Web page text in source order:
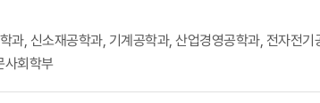
과, 신소재공학과, 기계공학과, 산업경영공학과, 전자전
사회학부